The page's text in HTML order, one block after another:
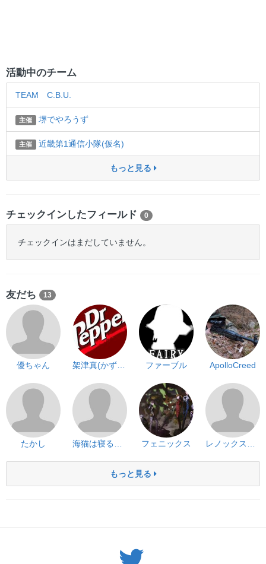
活動中のチーム
TEAM C.B.U.
主催 堺でやろうず
主催 近畿第1通信小隊(仮名)
もっと見る
チェックインしたフィールド 0
チェックインはまだしていません。
友だち 13
優ちゃん ファーブル ApolloCreed
たかし フェニックス
もっと見る